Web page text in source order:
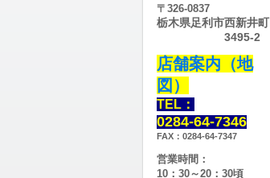
〒 326-0837
栃木県足利市西新井町
3495-2
店舗案内（地
図）
TEL：
0284-64-7346
FAX：0284-64-7347
営業時間：
10：30～20：30頃